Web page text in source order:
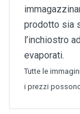
prodotto sia
l’inchiostro
evaporati.
Tutte le
i prezzi